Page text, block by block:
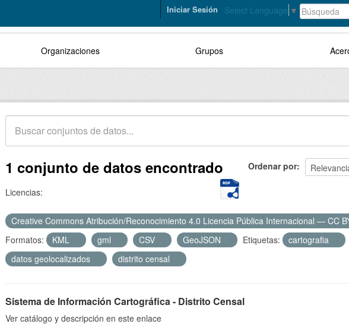
Select Language ▼
Iniciar Sesión
Organizaciones Grupos
Ordenar por
1 conjunto de datos encontrado
Licencias:
Creative Commons Atribución/Reconocimiento 4.0 Licencia Pública Internacional — CC
Formatos:
KML gml CSV GeoJSON Etiquetas:
cartografia
datos geolocalizados
distrito censal
Sistema de Información Cartográfica - Distrito Censal
Ver catálogo y descripción en este enlace